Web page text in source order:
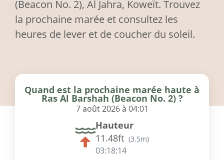
(Beacon No. 2), Al Jahra, Koweït. Trouvez
la prochaine marée et consultez les
heures de lever et de coucher du soleil.
Quand est la prochaine marée haute à
Ras Al Barshah (Beacon No. 2) ?
7 août 2026 à 04:01
Hauteur
11.48ft (3.5m)
03:18:14